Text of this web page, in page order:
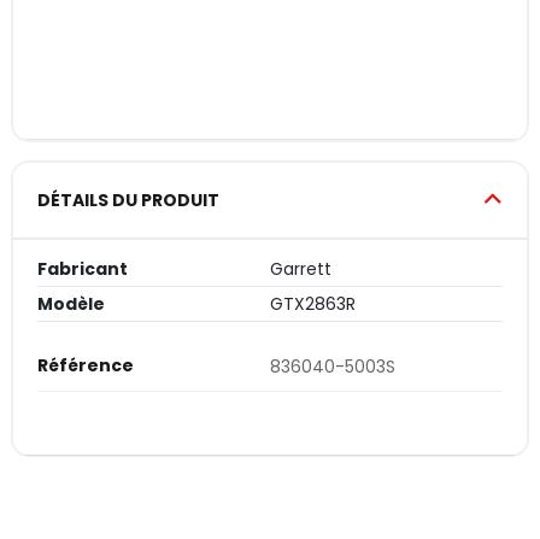
DÉTAILS DU PRODUIT
Fabricant
Garrett
Modèle
GTX2863R
Référence 836040-5003S